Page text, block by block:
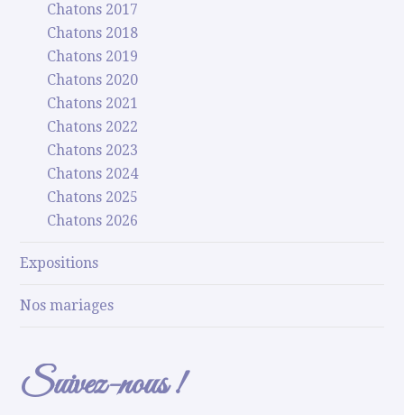
Chatons 2017
Chatons 2018
Chatons 2019
Chatons 2020
Chatons 2021
Chatons 2022
Chatons 2023
Chatons 2024
Chatons 2025
Chatons 2026
Expositions
Nos mariages
Suivez-nous !